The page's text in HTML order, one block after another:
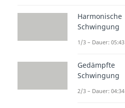
Harmonische
Schwingung
1/3 – Dauer: 05:43
Gedämpfte
Schwingung
2/3 – Dauer: 04:34